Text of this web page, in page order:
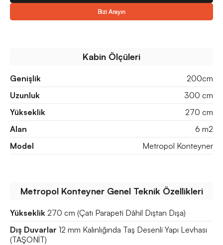
Bizi Arayın
Kabin Ölçüleri
Genişlik
200cm
Uzunluk
300 cm
Yükseklik
270 cm
Alan
6 m2
Model
Metropol Konteyner
Metropol Konteyner Genel Teknik Özellikleri
Yükseklik 270 cm (Çatı Parapeti Dâhil Dıştan Dışa)
Dış Duvarlar 12 mm Kalınlığında Taş Desenli Yapı Levhası
(TAŞONİT)